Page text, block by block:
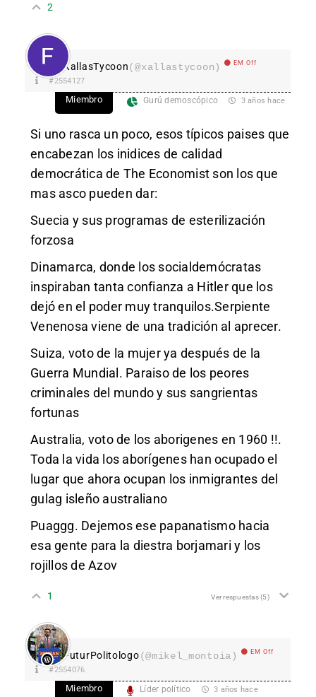
2
XallasTycoon(@xallastycoon) EM Off
#2554127
Miembro Gurú demoscópico 3 años hace
Si uno rasca un poco, esos típicos paises que
encabezan los inidices de calidad
democrática de The Economist son los que
mas asco pueden dar:
Suecia y sus programas de esterilización
forzosa
Dinamarca, donde los socialdemócratas
inspiraban tanta confianza a Hitler que los
dejó en el poder muy tranquilos.Serpiente
Venenosa viene de una tradición al aprecer.
Suiza, voto de la mujer ya después de la
Guerra Mundial. Paraiso de los peores
criminales del mundo y sus sangrientas
fortunas
Australia, voto de los aborigenes en 1960 !!.
Toda la vida los aborígenes han ocupado el
lugar que ahora ocupan los inmigrantes del
gulag isleño australiano
Puaggg. Dejemos ese papanatismo hacia
esa gente para la diestra borjamari y los
rojillos de Azov
1 Ver respuestas(5)
FuturPolitologo(@mikel_montoia) EM Off
#2554076
Miembro Líder político 3 años hace